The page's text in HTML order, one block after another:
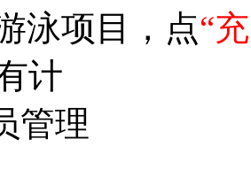
泳项目，点“